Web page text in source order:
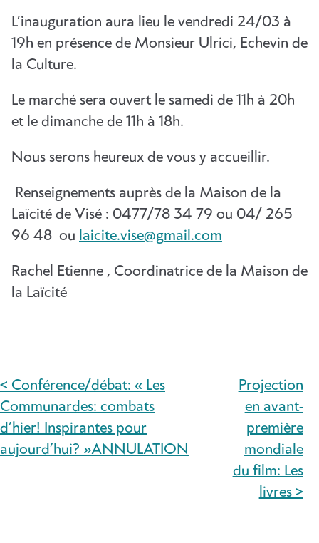
L’inauguration aura lieu le vendredi 24/03 à
19h en présence de Monsieur Ulrici, Echevin de
la Culture.
Le marché sera ouvert le samedi de 11h à 20h
et le dimanche de 11h à 18h.
Nous serons heureux de vous y accueillir.
Renseignements auprès de la Maison de la
Laïcité de Visé : 0477/78 34 79 ou 04/ 265
96 48 ou laicite.vise@gmail.com
Rachel Etienne , Coordinatrice de la Maison de
la Laïcité
NAVIGATION
DE
L’ARTICLE
< Conférence/débat: « Les
Communardes: combats
d’hier! Inspirantes pour
aujourd’hui? »ANNULATION
Projection
en avant-
première
mondiale
du film: Les
livres >